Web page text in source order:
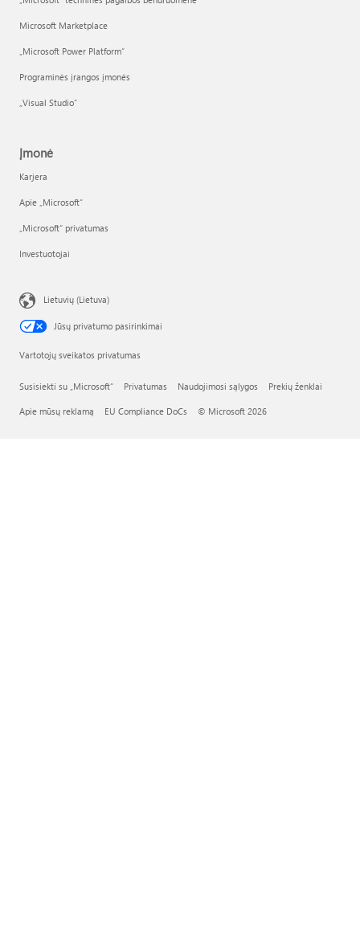
Microsoft Marketplace
„Microsoft Power Platform“
Programinės įrangos įmonės
„Visual Studio“
Įmonė
Karjera
Apie „Microsoft“
„Microsoft“ privatumas
Investuotojai
Lietuvių (Lietuva)
Jūsų privatumo pasirinkimai
Vartotojų sveikatos privatumas
Susisiekti su „Microsoft“ Privatumas Naudojimosi sąlygos Prekių ženklai
Apie mūsų reklamą EU Compliance DoCs © Microsoft 2026